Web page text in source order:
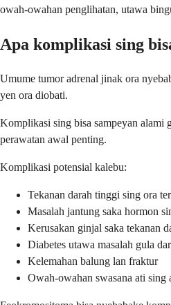
owah-owahan penglihatan, utawa
Apa komplikasi sing
Umume tumor adrenal jinak ora
yen ora diobati.
Komplikasi sing bisa sampeyan alami
perawatan awal penting.
Komplikasi potensial kalebu:
Tekanan darah tinggi sing ora
Masalah jantung saka hormon
Kerusakan ginjal saka tekanan
Diabetes utawa masalah gula
Kelemahan balung lan fraktur
Owah-owahan swasana ati sing